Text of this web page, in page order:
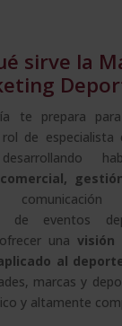
sirve la
te prepara
de especialista
de eventos
unavisión
al
marcas y
y altamente